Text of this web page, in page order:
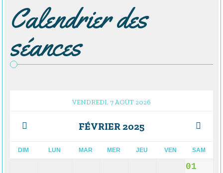
Calendrier des
séances
VENDREDI, 7 AOÛT 2026
FÉVRIER 2025
DIM LUN MAR MER JEU VEN SAM
01